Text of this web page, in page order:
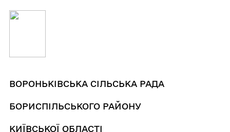
ВОРОНЬКІВСЬКАСІЛЬСЬКА РАДА
БОРИСПІЛЬСЬКОГО РАЙОНУ
КИЇВСЬКОЇ ОБЛАСТІ